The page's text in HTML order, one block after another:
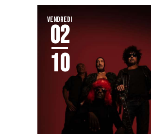
VENDREDI
02
10